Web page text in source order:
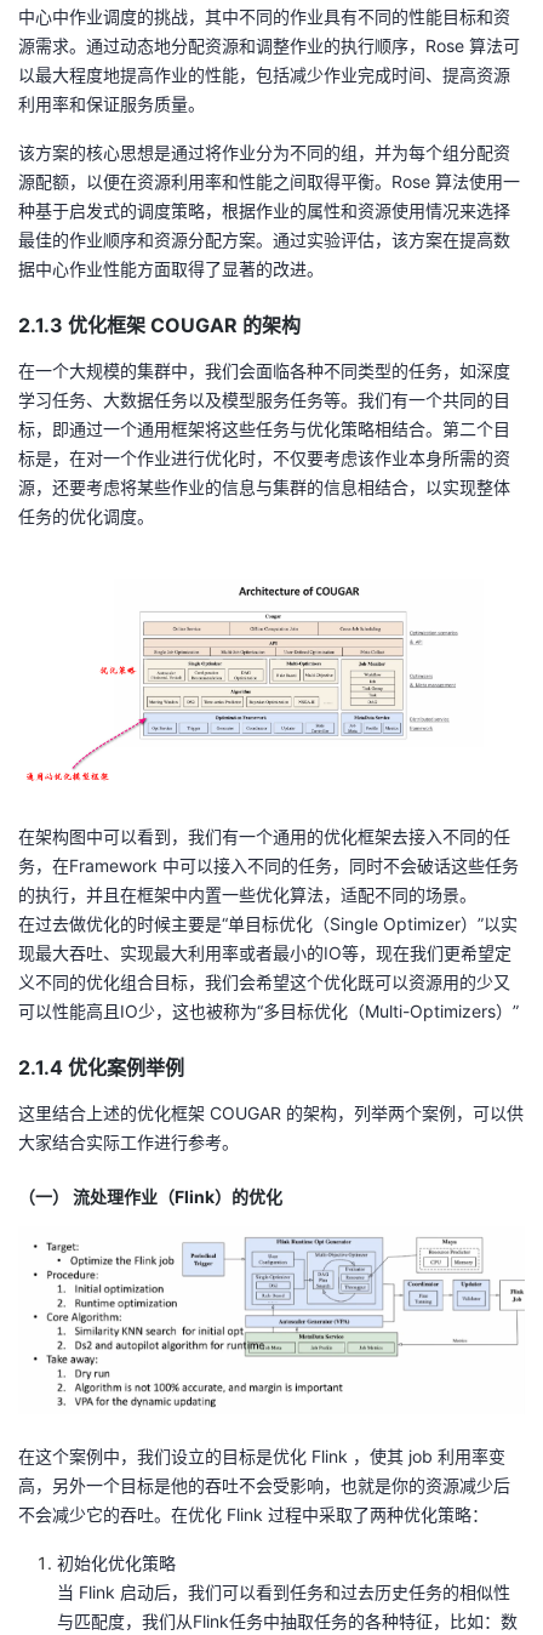
中心中作业调度的挑战，其中不同的作业具有不同的性能目标和资
源需求。通过动态地分配资源和调整作业的执行顺序，Rose 算法可
以最大程度地提高作业的性能，包括减少作业完成时间、提高资源
利用率和保证服务质量。
该方案的核心思想是通过将作业分为不同的组，并为每个组分配资
源配额，以便在资源利用率和性能之间取得平衡。Rose 算法使用一
种基于启发式的调度策略，根据作业的属性和资源使用情况来选择
最佳的作业顺序和资源分配方案。通过实验评估，该方案在提高数
据中心作业性能方面取得了显著的改进。
2.1.3 优化框架 COUGAR 的架构
在一个大规模的集群中，我们会面临各种不同类型的任务，如深度
学习任务、大数据任务以及模型服务任务等。我们有一个共同的目
标，即通过一个通用框架将这些任务与优化策略相结合。第二个目
标是，在对一个作业进行优化时，不仅要考虑该作业本身所需的资
源，还要考虑将某些作业的信息与集群的信息相结合，以实现整体
任务的优化调度。
在架构图中可以看到，我们有一个通用的优化框架去接入不同的任
务，在Framework 中可以接入不同的任务，同时不会破话这些任务
的执行，并且在框架中内置一些优化算法，适配不同的场景。
在过去做优化的时候主要是“单目标优化（Single Optimizer）”以实
现最大吞吐、实现最大利用率或者最小的IO等，现在我们更希望定
义不同的优化组合目标，我们会希望这个优化既可以资源用的少又
可以性能高且IO少，这也被称为“多目标优化（Multi-Optimizers）”
2.1.4 优化案例举例
这里结合上述的优化框架 COUGAR 的架构，列举两个案例，可以供
大家结合实际工作进行参考。
（一） 流处理作业（Flink）的优化
在这个案例中，我们设立的目标是优化 Flink ，使其 job 利用率变
高，另外一个目标是他的吞吐不会受影响，也就是你的资源减少后
不会减少它的吞吐。在优化 Flink 过程中采取了两种优化策略：
初始化优化策略
当 Flink 启动后，我们可以看到任务和过去历史任务的相似性
与匹配度，我们从Flink任务中抽取任务的各种特征，比如：数